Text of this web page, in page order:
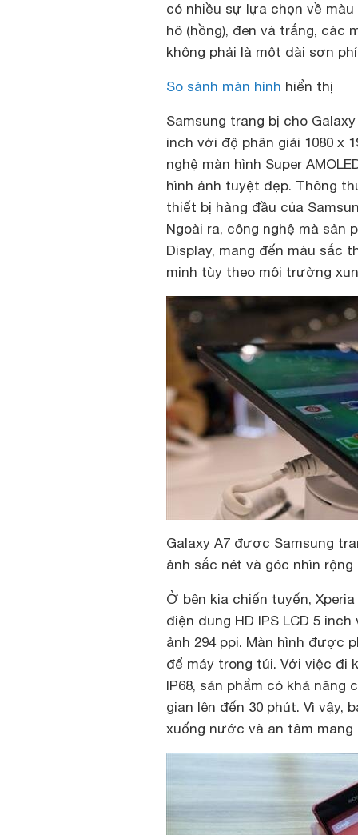
có nhiều sự lựa chọn về
hô (hồng), đen và trắng, các
không phải là một dài sơn
So sánh màn hình hiển thị
Samsung trang bị cho
inch với độ phân giải 1080 x
nghệ màn hình Super
hình ảnh tuyệt đẹp. Thông
thiết bị hàng đầu của
Ngoài ra, công nghệ mà sản
Display, mang đến màu sắc
minh tùy theo môi trường
Galaxy A7 được Samsung
ảnh sắc nét và góc nhìn rộng
Ở bên kia chiến tuyến,
điện dung HD IPS LCD 5
ảnh 294 ppi. Màn hình được
để máy trong túi. Với việc đi
IP68, sản phẩm có khả
gian lên đến 30 phút. Vì vậy,
xuống nước và an tâm